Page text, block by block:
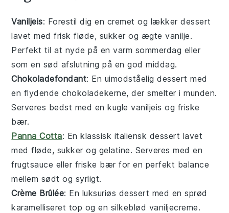
Vaniljeis: Forestil dig en cremet og lækkerdessert
lavet med friskfløde, sukker og ægtevanilje.
Perfekt til at nyde på en varm sommerdag eller
som en sød afslutning på en god middag.
Chokoladefondant: En uimodståeligdessert med
en flydende chokoladekerne, der smelter i munden.
Serveres bedst med en kuglevaniljeis og friske
bær.
Panna Cotta: En klassisk italiensk dessert lavet
medfløde, sukker og gelatine. Serveres med en
frugtsauce eller friske bær for en perfekt balance
mellem sødt og syrligt.
Crème Brûlée: En luksuriøs dessert med en sprød
karamelliseret top og en silkeblød vaniljecreme.